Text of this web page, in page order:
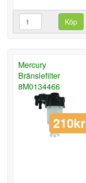
Köp
Mercury
Bränslefilter
8M0134466
210kr